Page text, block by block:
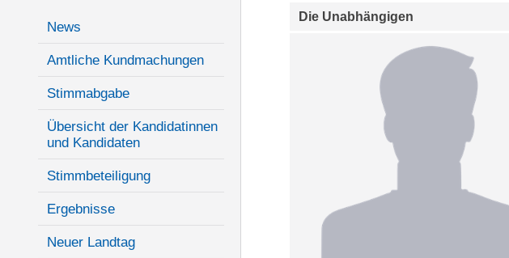
News
Amtliche Kundmachungen
Stimmabgabe
Übersicht der Kandidatinnen
und Kandidaten
Stimmbeteiligung
Ergebnisse
Neuer Landtag
Die Unabhängigen